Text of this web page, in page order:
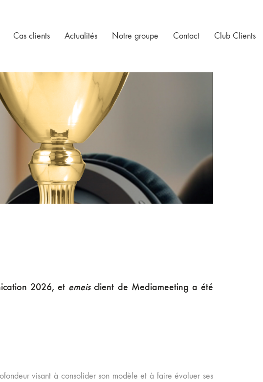
Cas clients Actualités Notre groupe Contact Club Clients
2026, et emeisclient de Mediameeting a été
visant à consolider son modèle et à faire évoluer ses